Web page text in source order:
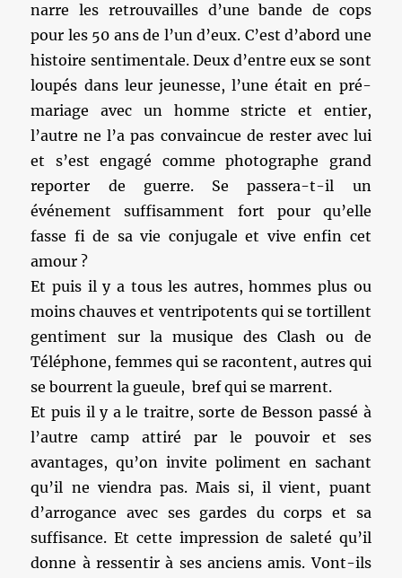
narre les retrouvailles d’une bande de cops
pour les 50 ans de l’un d’eux. C’est d’abord une
histoire sentimentale. Deux d’entre eux se sont
loupés dans leur jeunesse, l’une était en pré-
mariage avec un homme stricte et entier,
l’autre ne l’a pas convaincue de rester avec lui
et s’est engagé comme photographe grand
reporter de guerre. Se passera-t-il un
événement suffisamment fort pour qu’elle
fasse fi de sa vie conjugale et vive enfin cet
amour ?
Et puis il y a tous les autres, hommes plus ou
moins chauves et ventripotents qui se tortillent
gentiment sur la musique des Clash ou de
Téléphone, femmes qui se racontent, autres qui
se bourrent la gueule, bref qui se marrent.
Et puis il y a le traitre, sorte de Besson passé à
l’autre camp attiré par le pouvoir et ses
avantages, qu’on invite poliment en sachant
qu’il ne viendra pas. Mais si, il vient, puant
d’arrogance avec ses gardes du corps et sa
suffisance. Et cette impression de saleté qu’il
donne à ressentir à ses anciens amis. Vont-ils